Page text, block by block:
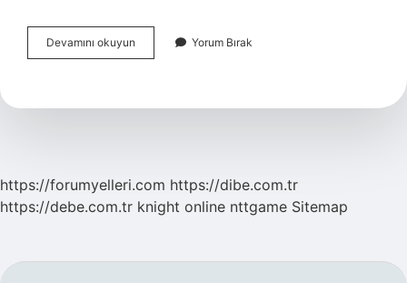
Devamını okuyun
Neden
Yorum Bırak
https://forumyelleri.com https://dibe.com.tr
https://debe.com.tr knight online nttgame Sitemap